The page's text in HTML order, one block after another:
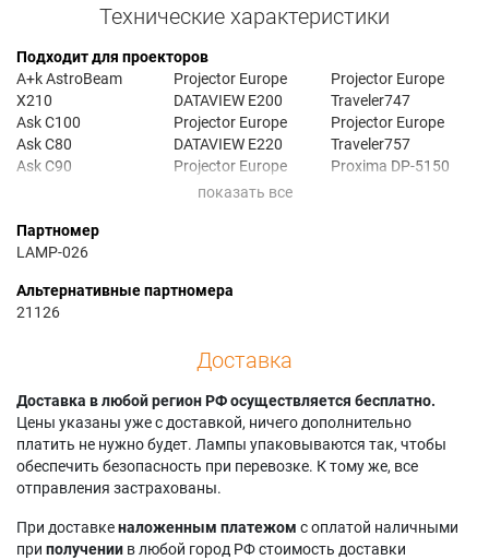
Технические характеристики
Подходит для проекторов
A+k AstroBeam
X210
Ask C100
Ask C80
Ask C90
Geha compact 211
Projector Europe
DATAVIEW E200
Projector Europe
DATAVIEW E220
Projector Europe
TRAVELER 747
Projector Europe
Traveler747
Projector Europe
Traveler757
Proxima DP-5150
Партномер
LAMP-026
Альтернативные партномера
21126
Доставка
Доставка в любой регион РФ осуществляется бесплатно.
Цены указаны уже с доставкой, ничего дополнительно
платить не нужно будет. Лампы упаковываются так, чтобы
обеспечить безопасность при перевозке. К тому же, все
отправления застрахованы.
При доставкеналоженным платежом с оплатой наличными
при получении в любой город РФ стоимость доставки